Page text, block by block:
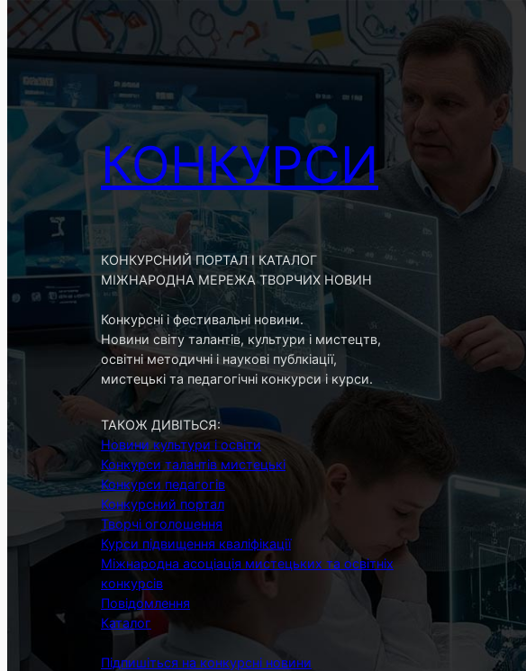
КОНКУРСИ
КОНКУРСНИЙ ПОРТАЛ І КАТАЛОГ
МІЖНАРОДНА МЕРЕЖА ТВОРЧИХ НОВИН
Конкурсні і фестивальні новини.
Новини світу талантів, культури і мистецтв,
освітні методичні і наукові публкіації,
мистецькі та педагогічні конкурси і курси.
ТАКОЖ ДИВІТЬСЯ:
Новини культури і освіти
Конкурси талантів мистецькі
Конкурси педагогів
Конкурсний портал
Творчі оголошення
Курси підвищення кваліфікації
Міжнародна асоціація мистецьких та освітніх
конкурсів
Повідомлення
Каталог
Підпишіться на конкурсні новини